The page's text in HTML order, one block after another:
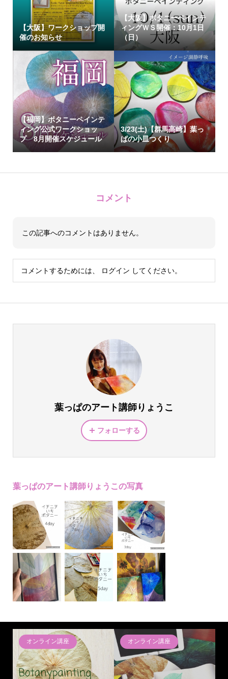
【大阪】ワークショップ開
催のお知らせ
【大阪】ボタニーペインテ
ィングＷＳ開催：10月1日
（日）
【福岡】ボタニーペインテ
ィング公式ワークショッ
プ 8月開催スケジュール
3/23(土)【群馬高崎】葉っ
ぱの小皿つくり
コメント
この記事へのコメントはありません。
コメントするためには、 ログイン してください。
葉っぱのアート講師りょうこ
フォローする
葉っぱのアート講師りょうこの写真
オンライン講座 オンライン講座